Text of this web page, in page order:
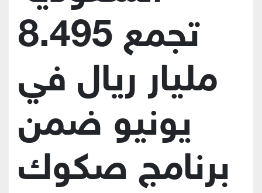
تجمع 8.495
مليار ريال في
يونيو ضمن
برنامج صكوك